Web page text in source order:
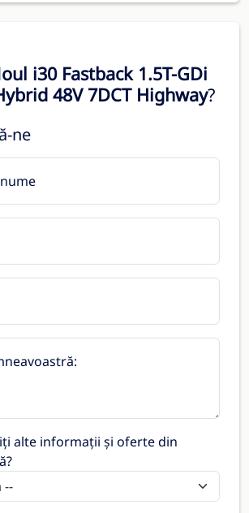
i30 Fastback 1.5T-GDi
48V 7DCT Highway?
ne
alte informații și oferte din